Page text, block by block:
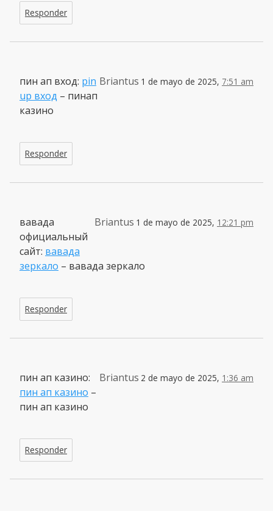
Responder
Briantus 1 de mayo de 2025, 7:51 am
пин ап вход: pin
up вход – пинап
казино
Responder
Briantus 1 de mayo de 2025, 12:21 pm
вавада
официальный
сайт: вавада
зеркало – вавада зеркало
Responder
Briantus 2 de mayo de 2025, 1:36 am
пин ап казино:
пин ап казино –
пин ап казино
Responder